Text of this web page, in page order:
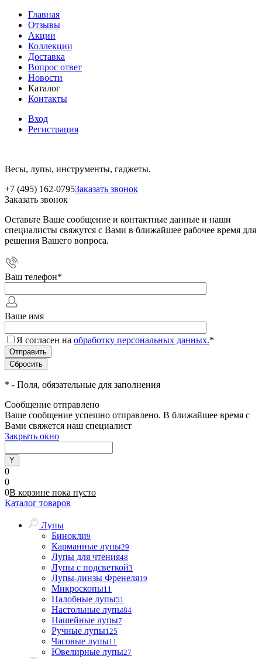
Главная
Отзывы
Акции
Коллекции
Доставка
Вопрос ответ
Новости
Каталог
Контакты
Вход
Регистрация
Весы, лупы, инструменты, гаджеты.
+7 (495) 162-0795Заказать звонок
Заказать звонок
Оставьте Ваше сообщение и контактные данные и наши
специалисты свяжутся с Вами в ближайшее рабочее время для
решения Вашего вопроса.
Ваш телефон*
Ваше имя
Я согласен на обработку персональных данных.*
* - Поля, обязательные для заполнения
Сообщение отправлено
Ваше сообщение успешно отправлено. В ближайшее время с
Вами свяжется наш специалист
Закрыть окно
0
0
0В корзине пока пусто
Каталог товаров
Лупы
Бинокли9
Карманные лупы29
Лупы для чтения48
Лупы с подсветкой3
Лупы-линзы Френеля19
Микроскопы11
Налобные лупы51
Настольные лупы84
Нашейные лупы7
Ручные лупы125
Часовые лупы11
Ювелирные лупы27